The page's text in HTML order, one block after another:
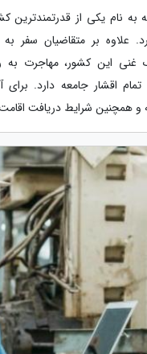
به نام یکی از
علاوه بر متقاضیان سفر به
این کشور، مهاجرت به
تمام اقشار جامعه دارد.
و همچنین شرایط دریافت